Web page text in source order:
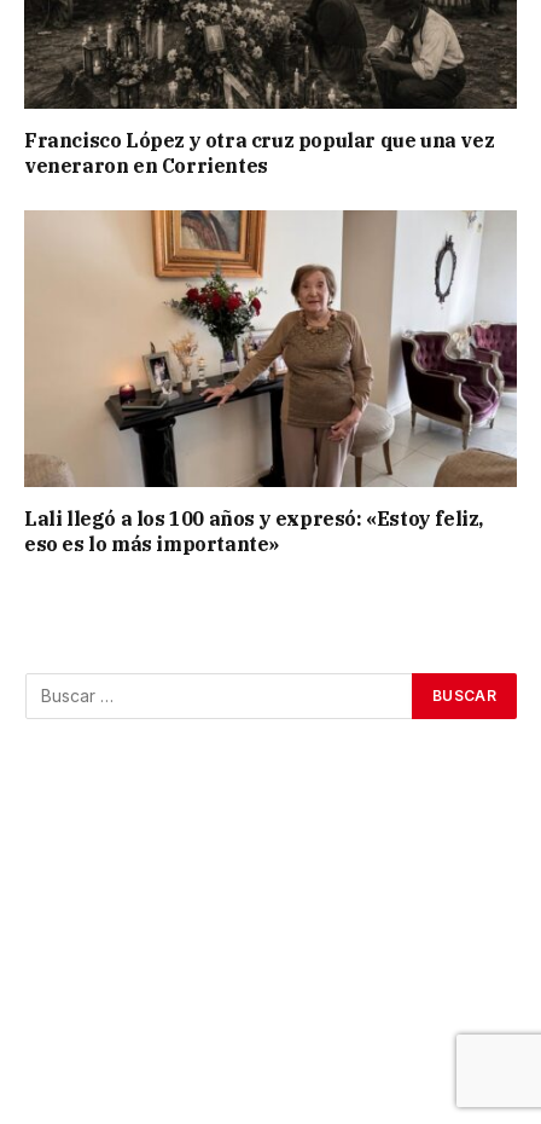
Francisco López y otra cruz popular que una vez
veneraron en Corrientes
Lali llegó a los 100 años y expresó: «Estoy feliz,
eso es lo más importante»